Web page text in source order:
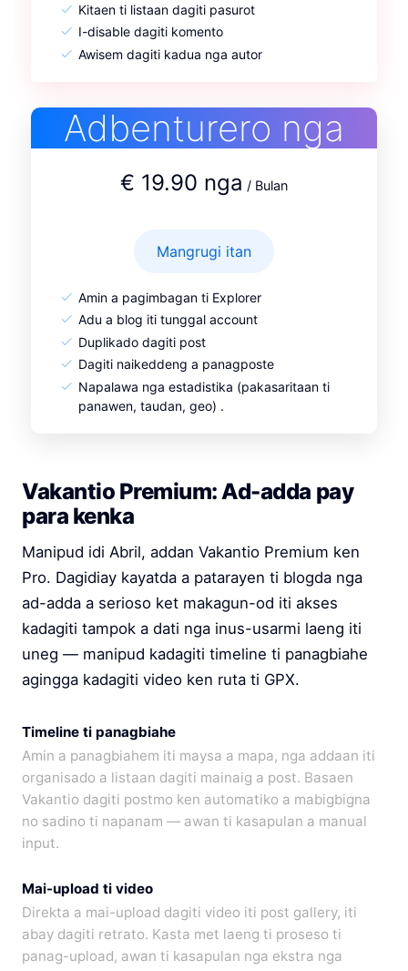
Kitaen ti listaan dagiti pasurot
I-disable dagiti komento
Awisem dagiti kadua nga autor
Adbenturero nga
€ 19.90 nga / Bulan
Mangrugi itan
Amin a pagimbagan ti Explorer
Adu a blog iti tunggal account
Duplikado dagiti post
Dagiti naikeddeng a panagposte
Napalawa nga estadistika (pakasaritaan ti
panawen, taudan, geo) .
Vakantio Premium: Ad-adda pay
para kenka
Manipud idi Abril, addan Vakantio Premium ken
Pro. Dagidiay kayatda a patarayen ti blogda nga
ad-adda a serioso ket makagun-od iti akses
kadagiti tampok a dati nga inus-usarmi laeng iti
uneg — manipud kadagiti timeline ti panagbiahe
agingga kadagiti video ken ruta ti GPX.
Timeline ti panagbiahe
Amin a panagbiahem iti maysa a mapa, nga addaan iti
organisado a listaan dagiti mainaig a post. Basaen
Vakantio dagiti postmo ken automatiko a mabigbigna
no sadino ti napanam — awan ti kasapulan a manual
input.
Mai-upload ti video
Direkta a mai-upload dagiti video iti post gallery, iti
abay dagiti retrato. Kasta met laeng ti proseso ti
panag-upload, awan ti kasapulan nga ekstra nga